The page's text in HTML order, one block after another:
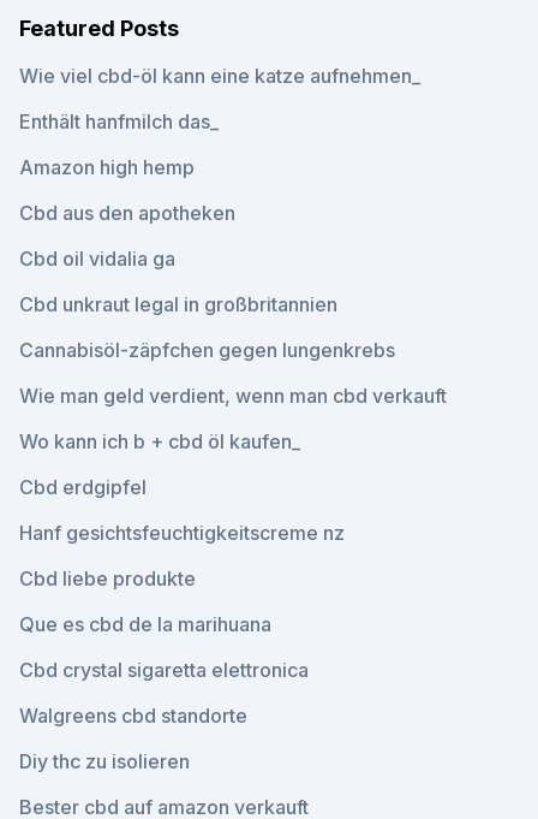
Featured Posts
Wie viel cbd-öl kann eine katze aufnehmen_
Enthält hanfmilch das_
Amazon high hemp
Cbd aus den apotheken
Cbd oil vidalia ga
Cbd unkraut legal in großbritannien
Cannabisöl-zäpfchen gegen lungenkrebs
Wie man geld verdient, wenn man cbd verkauft
Wo kann ich b + cbd öl kaufen_
Cbd erdgipfel
Hanf gesichtsfeuchtigkeitscreme nz
Cbd liebe produkte
Que es cbd de la marihuana
Cbd crystal sigaretta elettronica
Walgreens cbd standorte
Diy thc zu isolieren
Bester cbd auf amazon verkauft